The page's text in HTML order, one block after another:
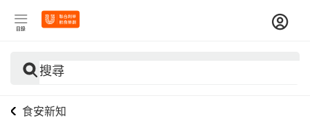
目錄
搜尋
食安新知